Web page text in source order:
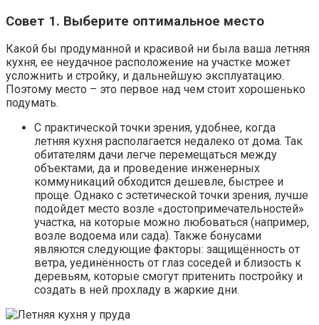
Совет 1. Выберите оптимальное место
Какой бы продуманной и красивой ни была ваша летняя
кухня, ее неудачное расположение на участке может
усложнить и стройку, и дальнейшую эксплуатацию.
Поэтому место – это первое над чем стоит хорошенько
подумать.
С практической точки зрения, удобнее, когда
летняя кухня располагается недалеко от дома. Так
обитателям дачи легче перемещаться между
объектами, да и проведение инженерных
коммуникаций обходится дешевле, быстрее и
проще. Однако с эстетической точки зрения, лучше
подойдет место возле «достопримечательностей»
участка, на которые можно любоваться (например,
возле водоема или сада). Также бонусами
являются следующие факторы: защищённость от
ветра, уединённость от глаз соседей и близость к
деревьям, которые смогут притенить постройку и
создать в ней прохладу в жаркие дни.